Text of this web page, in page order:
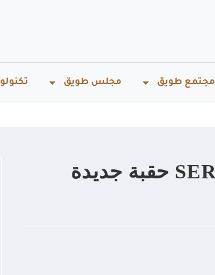
مجتمع طويق مجلس طويق
فتح آفاق جديدة: تمثل منصة SERES MF حقبة جديدة